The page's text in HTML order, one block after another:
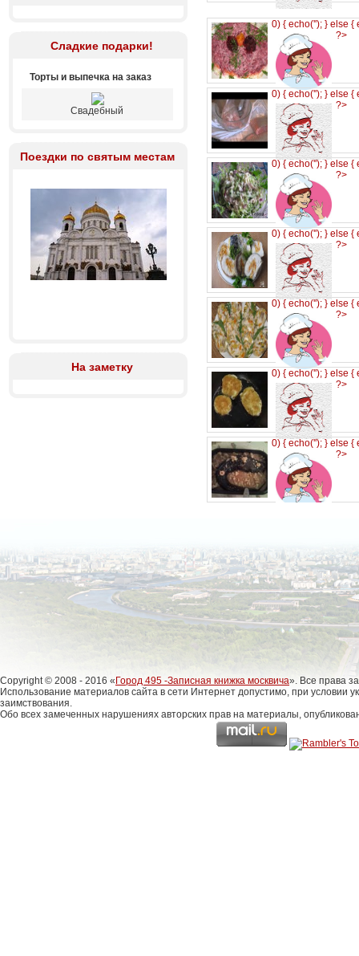
Сладкие подарки!
Торты и выпечка на заказ
Свадебный
Поездки по святым местам
На заметку
0) { echo(''); } else {
?>
0) { echo(''); } else {
?>
0) { echo(''); } else {
?>
0) { echo(''); } else {
?>
0) { echo(''); } else {
?>
0) { echo(''); } else {
?>
0) { echo(''); } else {
?>
Copyright © 2008 - 2016 « Город 495 -Записная книжка москвича». Все права
Использование материалов сайта в сети Интернет допустимо, при условии
заимствования.
Обо всех замеченных нарушениях авторских прав на материалы,